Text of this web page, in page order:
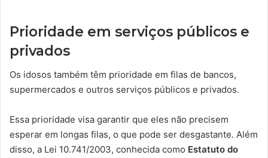
Prioridade em serviços públicos e
privados
Os idosos também têm prioridade em filas de bancos,
supermercados e outros serviços públicos e privados.
Essa prioridade visa garantir que eles não precisem
esperar em longas filas, o que pode ser desgastante. Além
disso, a Lei 10.741/2003, conhecida como Estatuto do